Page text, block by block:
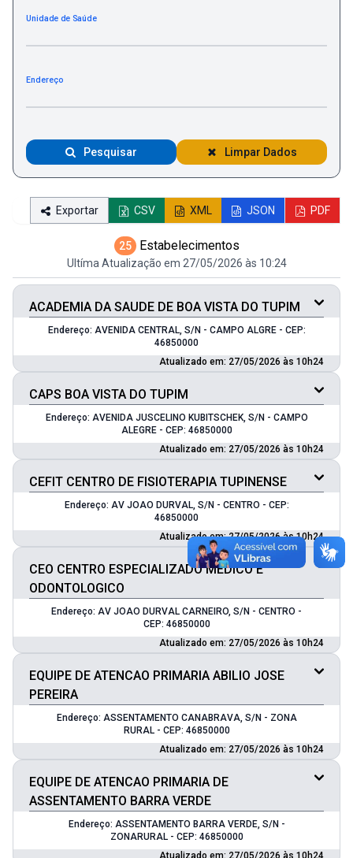
Unidade de Saúde
Endereço
Pesquisar Limpar Dados
Exportar CSV XML JSON PDF
25 Estabelecimentos
Ultíma Atualização em 27/05/2026 às 10:24
ACADEMIA DA SAUDE DE BOA VISTA DO TUPIM
Endereço: AVENIDA CENTRAL, S/N - CAMPO ALGRE - CEP:
46850000
Atualizado em: 27/05/2026 às 10h24
CAPS BOA VISTA DO TUPIM
Endereço: AVENIDA JUSCELINO KUBITSCHEK, S/N - CAMPO
ALEGRE - CEP: 46850000
Atualizado em: 27/05/2026 às 10h24
CEFIT CENTRO DE FISIOTERAPIA TUPINENSE
Endereço: AV JOAO DURVAL, S/N - CENTRO - CEP:
46850000
Atualizado em: 27/05/2026 às 10h24
CEO CENTRO ESPECIALIZADO MEDICO E
ODONTOLOGICO
Endereço: AV JOAO DURVAL CARNEIRO, S/N - CENTRO -
CEP: 46850000
Atualizado em: 27/05/2026 às 10h24
EQUIPE DE ATENCAO PRIMARIA ABILIO JOSE
PEREIRA
Endereço: ASSENTAMENTO CANABRAVA, S/N - ZONA
RURAL - CEP: 46850000
Atualizado em: 27/05/2026 às 10h24
EQUIPE DE ATENCAO PRIMARIA DE
ASSENTAMENTO BARRA VERDE
Endereço: ASSENTAMENTO BARRA VERDE, S/N -
ZONARURAL - CEP: 46850000
Atualizado em: 27/05/2026 às 10h24